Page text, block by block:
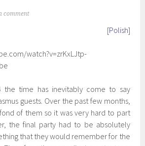
comment
[Polish]
watch?v=zrKxLJtp-
the time has inevitably come to say
guests. Over the past few months,
of them so it was very hard to part
the final party had to be absolutely
that they would remember for the